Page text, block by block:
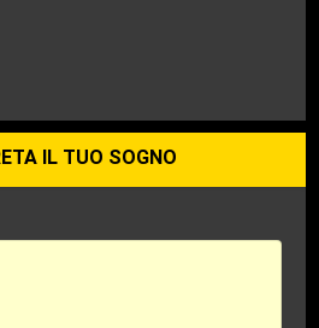
IL TUO SOGNO